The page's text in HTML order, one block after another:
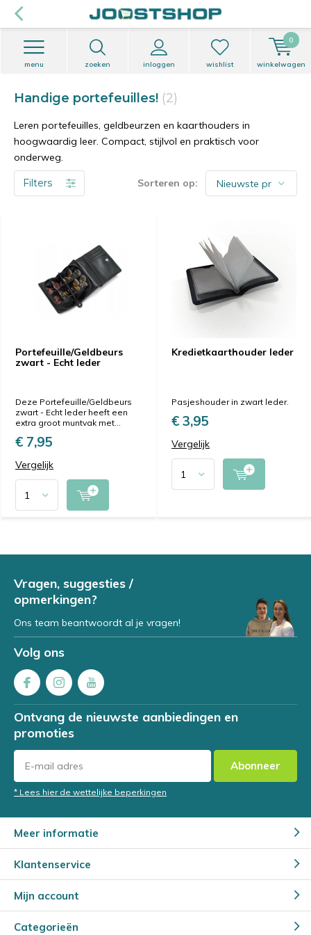
zoeken inloggen
menu wishlist winkelwagen
0
Handige portefeuilles! (2)
Leren portefeuilles, geldbeurzen en kaart­houders in
hoogwaardig leer. Compact, stijlvol en praktisch voor
onderweg.
Filters Sorteren op:
Portefeuille/Geldbeurs
zwart - Echt leder
Deze Portefeuille/Geldbeurs
zwart - Echt leder heeft een
extra groot muntvak met...
€ 7,95
Vergelijk
Kredietkaarthouder leder
Pasjeshouder in zwart leder.
€ 3,95
Vergelijk
Vragen, suggesties /
opmerkingen?
Ons team beantwoordt al je vragen!
Volg ons
Ontvang de nieuwste aanbiedingen en
promoties
Abonneer
* Lees hier de wettelijke beperkingen
Meer informatie
Klantenservice
Mijn account
Categorieën